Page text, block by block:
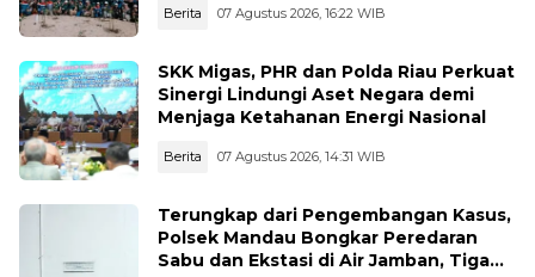
Berita 07 Agustus 2026, 16:22 WIB
SKK Migas, PHR dan Polda Riau Perkuat
Sinergi Lindungi Aset Negara demi
Menjaga Ketahanan Energi Nasional
Berita 07 Agustus 2026, 14:31 WIB
Terungkap dari Pengembangan Kasus,
Polsek Mandau Bongkar Peredaran
Sabu dan Ekstasi di Air Jamban, Tiga